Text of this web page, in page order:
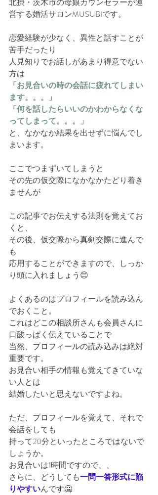
営する婚活サロンMUSUBIです。
恋愛経験が少なく、異性と話すことが
苦手だったり
人見知りでお話しがあまり得意でない
方は
「お見合いの時の会話に疲れてしまい
ます。。。」
「何を話したらいいのかわからなくな
ってしまって。。。」
と、なかなか結果を出せずに悩んでし
まいます。
ここでつまずいてしまうと
その先の仮交際になかなかたどり着き
ませんが
この記事でお伝えする法則を覚えてお
くと、
その後、仮交際から真剣交際に進んで
も
応用することができますので、しっか
り頭に入れましょう😊
よくあるのはプロフィールを読み込ん
でおくこと。
これはどこの相談所さんも会員さんに
口酸っぱく伝えていることで
当然、プロフィールの読み込みは絶対
重要です。
お見合い相手の情報も覚えてきていな
い人とは
結婚したいと思えないですよね。
ただ、プロフィールを覚えて、それで
会話をしても
持って20分といったところではないで
しょうか。
お見合いは1時間ですので、、
さらに、どうしても一問一答形式に陥
りやすいんです🥶